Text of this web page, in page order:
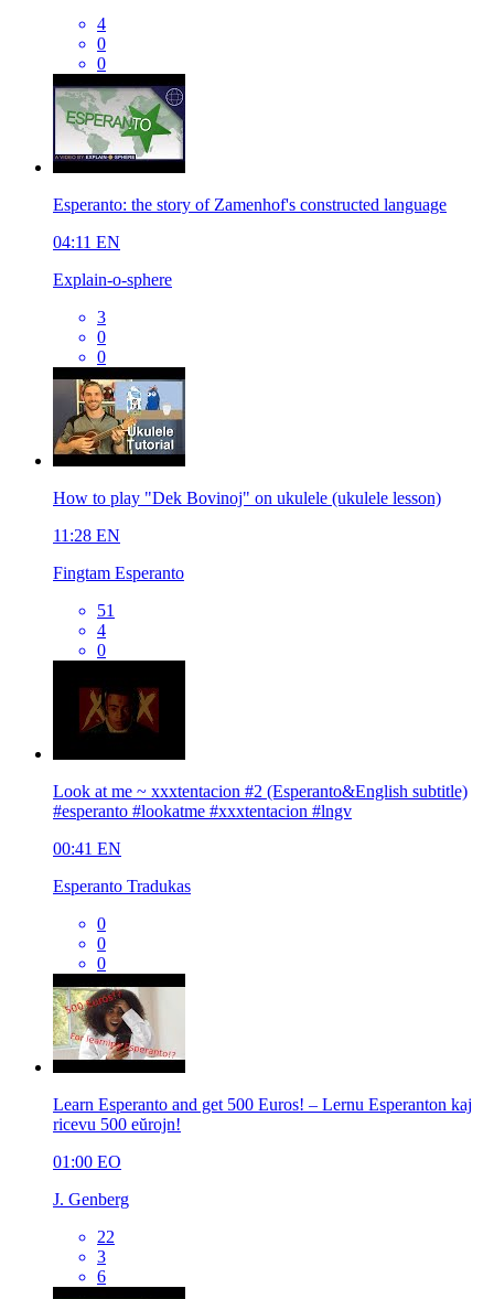
4
0
0
Esperanto: the story of Zamenhof's constructed language
04:11 EN
Explain-o-sphere
3
0
0
How to play "Dek Bovinoj" on ukulele (ukulele lesson)
11:28 EN
Fingtam Esperanto
51
4
0
Look at me ~ xxxtentacion #2 (Esperanto&English subtitle)
#esperanto #lookatme #xxxtentacion #lngv
00:41 EN
Esperanto Tradukas
0
0
0
Learn Esperanto and get 500 Euros! – Lernu Esperanton kaj
ricevu 500 eŭrojn!
01:00 EO
J. Genberg
22
3
6